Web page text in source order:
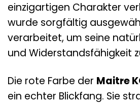
einzigartigen Charakter
wurde sorgfältig
verarbeitet, um seine
und Widerstandsfähigkeit
Die rote Farbe der Maitre
ein echter Blickfang. Sie